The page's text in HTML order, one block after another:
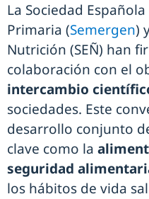
La Sociedad
Primaria (Semergen)
Nutrición (SEÑ) han
colaboración con el
intercambio
sociedades. Este
desarrollo conjunto
clave como la
seguridad
los hábitos de vida